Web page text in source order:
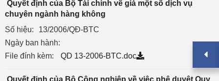
Quyết định của Bộ Tài chính về giá một số dịch vụ
chuyên ngành hàng không
Số hiệu:
13/2006/QĐ-BTC
Ngày ban hành:
File đính kèm:
QD 13-2006-BTC.doc
Quyết định của Bộ Công nghiệp về việc phê duyệt Quy